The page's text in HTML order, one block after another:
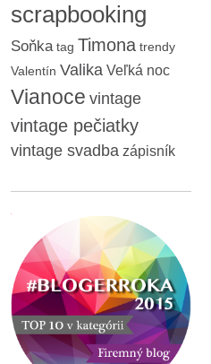
scrapbooking
Soňka tag Timona trendy
Valentín Valika Veľká noc
Vianoce vintage
vintage pečiatky
vintage svadba zápisník